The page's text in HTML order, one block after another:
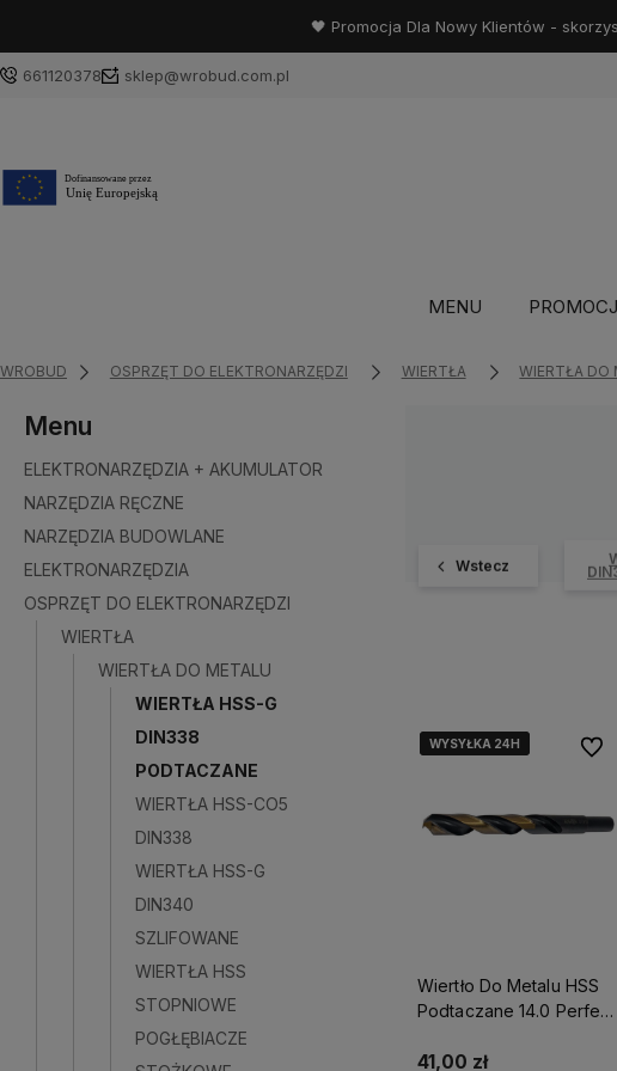
🖤 Promocja Dla Nowy Klientów -
661120378 sklep@wrobud.com.pl
MENU
WROBUD OSPRZĘT DO ELEKTRONARZĘDZI WIERTŁA WIERTŁA DO
Menu
ELEKTRONARZĘDZIA + AKUMULATOR
NARZĘDZIA RĘCZNE
NARZĘDZIA BUDOWLANE
ELEKTRONARZĘDZIA
OSPRZĘT DO ELEKTRONARZĘDZI
WIERTŁA
WIERTŁA DO METALU
WIERTŁA HSS-G
DIN338
PODTACZANE
WIERTŁA HSS-CO5
DIN338
WIERTŁA HSS-G
DIN340
SZLIFOWANE
WIERTŁA HSS
STOPNIOWE
POGŁĘBIACZE
Wstecz
WYSYŁKA 24H
WYSYŁKA 24H
WYSYŁKA 24H
Wiertło Do Metalu HSS
Podtaczane 14.0 Perfect
41,00 zł
Do